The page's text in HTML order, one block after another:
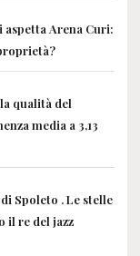
aspetta Arena Curi:
qualità del
media a 3,13
Spoleto . Le stelle
il re del jazz